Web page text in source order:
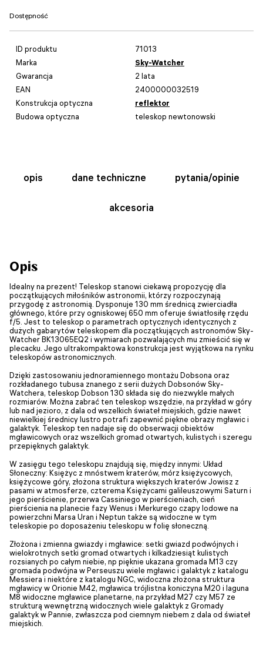
Dostępność
ID produktu
71013
Marka
Sky-Watcher
Gwarancja
2 lata
EAN
2400000032519
Konstrukcja optyczna
reflektor
Budowa optyczna
teleskop newtonowski
opis dane techniczne pytania/opinie
akcesoria
Opis
Idealny na prezent! Teleskop stanowi ciekawą propozycję dla
początkujących miłośników astronomii, którzy rozpoczynają
przygodę z astronomią. Dysponuje 130 mm średnicą zwierciadła
głównego, które przy ogniskowej 650 mm oferuje światłosiłę rzędu
f/5. Jest to teleskop o parametrach optycznych identycznych z
dużych gabarytów teleskopem dla początkujących astronomów Sky-
Watcher BK13065EQ2 i wymiarach pozwalających mu zmieścić się w
plecacku. Jego ultrakompaktowa konstrukcja jest wyjątkowa na rynku
teleskopów astronomicznych.
Dzięki zastosowaniu jednoramiennego montażu Dobsona oraz
rozkładanego tubusa znanego z serii dużych Dobsonów Sky-
Watchera, teleskop Dobson 130 składa się do niezwykle małych
rozmiarów. Można zabrać ten teleskop wszędzie, na przykład w góry
lub nad jezioro, z dala od wszelkich świateł miejskich, gdzie nawet
niewielkiej średnicy lustro potrafi zapewnić piękne obrazy mgławic i
galaktyk. Teleskop ten nadaje się do obserwacji obiektów
mgławicowych oraz wszelkich gromad otwartych, kulistych i szeregu
przepięknych galaktyk.
W zasięgu tego teleskopu znajdują się, między innymi: Układ
Słoneczny: Księżyc z mnóstwem kraterów, mórz księżycowych,
księżycowe góry, złożona struktura większych kraterów Jowisz z
pasami w atmosferze, czterema Księżycami galileuszowymi Saturn i
jego pierścienie, przerwa Cassiniego w pierścieniach, cień
pierścienia na planecie fazy Wenus i Merkurego czapy lodowe na
powierzchni Marsa Uran i Neptun także są widoczne w tym
teleskopie po doposażeniu teleskopu w folię słoneczną.
Złożona i zmienna gwiazdy i mgławice: setki gwiazd podwójnych i
wielokrotnych setki gromad otwartych i kilkadziesiąt kulistych
rozsianych po całym niebie, np pięknie ukazana gromada M13 czy
gromada podwójna w Perseuszu wiele mgławic i galaktyk z katalogu
Messiera i niektóre z katalogu NGC, widoczna złożona struktura
mgławicy w Orionie M42, mgławica trójlistna koniczyna M20 i laguna
M8 widoczne mgławice planetarne, na przykład M27 czy M57 ze
strukturą wewnętrzną widocznych wiele galaktyk z Gromady
galaktyk w Pannie, zwłaszcza pod ciemnym niebem z dala od świateł
miejskich.